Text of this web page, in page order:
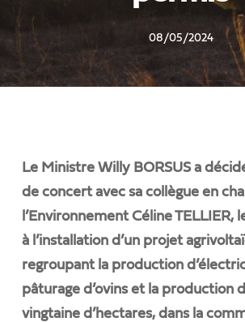
08/05/2024
Le Ministre Willy BORSUS a
de concert avec sa collègue en
l’Environnement Céline TELLIER,
à l’installation d’un projet
regroupant la production
pâturage d’ovins et la production
vingtaine d’hectares, dans la